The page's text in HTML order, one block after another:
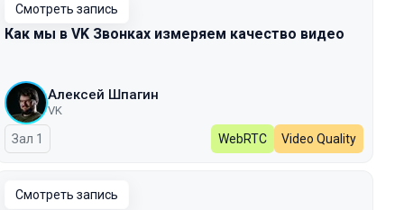
Смотреть запись
Как мы в VK Звонках измеряем качество видео
Алексей Шпагин
VK
Зал 1 WebRTC Video Quality
Смотреть запись